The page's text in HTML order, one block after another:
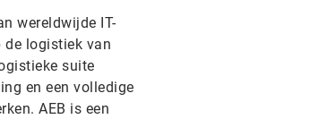
wereldwijde IT-
de logistiek van
suite
en een volledige
AEB is een